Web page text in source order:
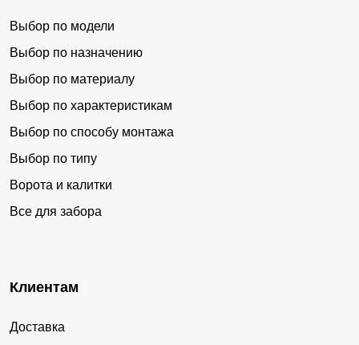
Выбор по модели
Выбор по назначению
Выбор по материалу
Выбор по характеристикам
Выбор по способу монтажа
Выбор по типу
Ворота и калитки
Все для забора
Клиентам
Доставка